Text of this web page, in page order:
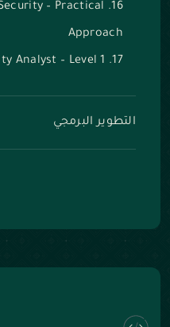
– Practical
Approach
Analyst – Level 1
التطوير البرمجي